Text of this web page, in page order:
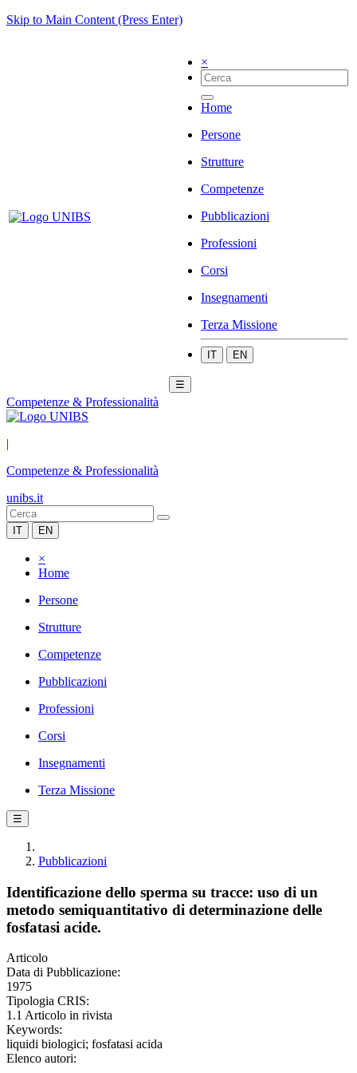
Skip to Main Content (Press Enter)
×
Home
Persone
Strutture
Competenze
Pubblicazioni
Professioni
Corsi
Insegnamenti
Terza Missione
IT EN
☰
Competenze & Professionalità
|
Competenze & Professionalità
unibs.it
IT EN
×
Home
Persone
Strutture
Competenze
Pubblicazioni
Professioni
Corsi
Insegnamenti
Terza Missione
☰
Pubblicazioni
Identificazione dello sperma su tracce: uso di un
metodo semiquantitativo di determinazione delle
fosfatasi acide.
Articolo
Data di Pubblicazione:
1975
Tipologia CRIS:
1.1 Articolo in rivista
Keywords:
liquidi biologici; fosfatasi acida
Elenco autori: